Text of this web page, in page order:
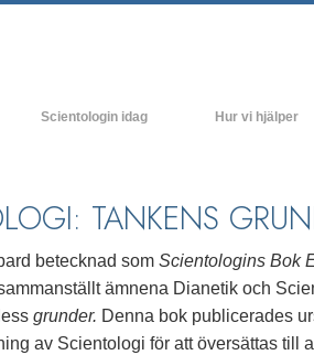
Scientologin idag
Flag Land Base
Freewinds
Hur vi hjälper
TANKENS
betecknad som Scientologins Bok
ämnena Dianetik och
grunder. Denna bok publicerades
av Scientologi för att översättas till